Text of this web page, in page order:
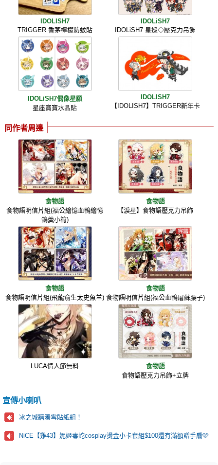
IDOLISH7
TRIGGER 香茅檸檬防蚊貼
IDOLiSH7
IDOLiSH7 星巡◇壓克力吊飾
IDOLiSH7偶像星願
星座寶寶水晶貼
IDOLISH7
【IDOLISH7】TRIGGER新年卡
同作者周邊
食物語
食物語明信片組(福公繪憶血鴨繪憶
鵠羮小筍)
食物語
【淚星】食物語壓克力吊飾
食物語
食物語明信片組(飛龍俞生太史魚羊)
食物語
食物語明信片組(福公血鴨屠蘇腰子)
LUCA情人節無料
食物語
食物語壓克力吊飾+立牌
宣傳小喇叭
冰之城牆湊雪貼紙組！
NiCE【雞43】妮姬毒蛇cosplay燙金小卡套組$100還有滿額贈手扇🩷